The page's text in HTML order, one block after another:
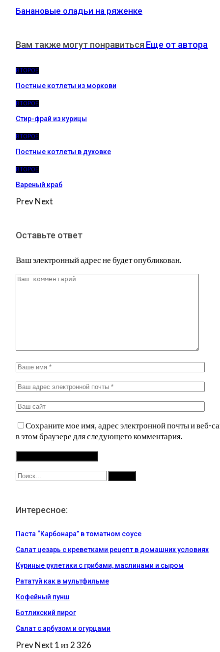
Банановые оладьи на ряженке
Вам также могут понравиться Еще от автора
ВТОРОЕ
Постные котлеты из моркови
ВТОРОЕ
Стир-фрай из курицы
ВТОРОЕ
Постные котлеты в духовке
ВТОРОЕ
Вареный краб
PrevNext
Оставьте ответ
Ваш электронный адрес не будет опубликован.
Сохраните мое имя, адрес электронной почты и веб-
в этом браузере для следующего комментария.
Интересное:
Паста “Карбонара” в томатном соусе
Салат цезарь с креветками рецепт в домашних условиях
Куриные рулетики с грибами, маслинами и сыром
Рататуй как в мультфильме
Кофейный пунш
Ботлихский пирог
Салат с арбузом и огурцами
PrevNext 1 из 2 326